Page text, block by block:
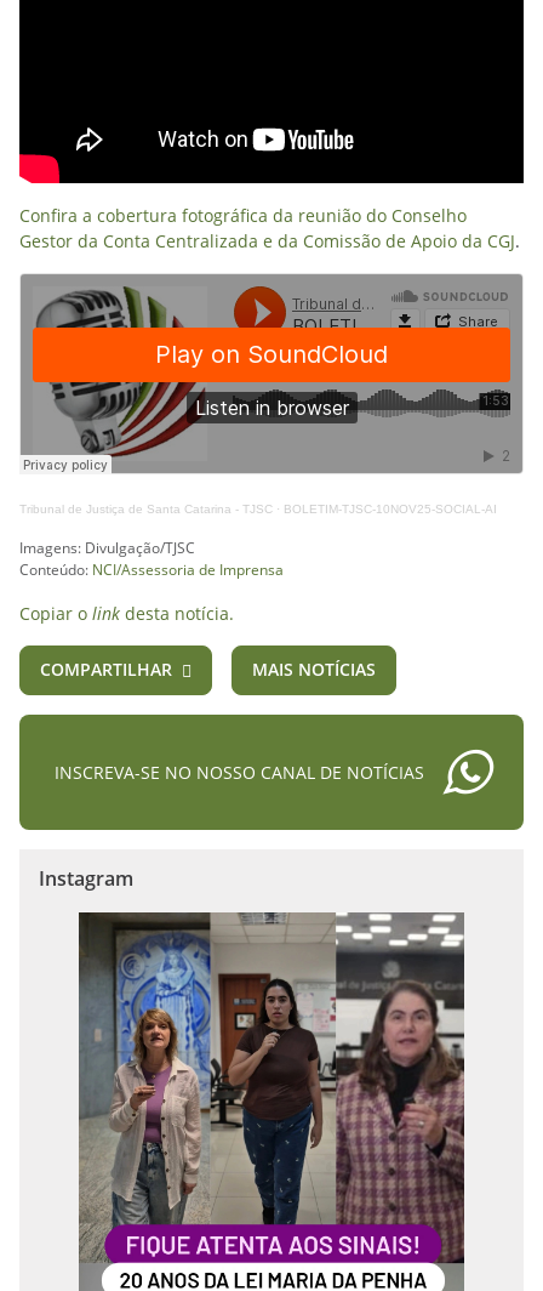
Confira a cobertura fotográfica da reunião do Conselho
Gestor da Conta Centralizada e da Comissão de Apoio da CGJ.
Tribunal de Justiça de Santa Catarina - TJSC · BOLETIM-TJSC-10NOV25-SOCIAL-AI
Imagens: Divulgação/TJSC
Conteúdo: NCI/Assessoria de Imprensa
Copiar o link desta notícia.
COMPARTILHAR MAIS NOTÍCIAS
INSCREVA-SE NO NOSSO CANAL DE NOTÍCIAS
Instagram